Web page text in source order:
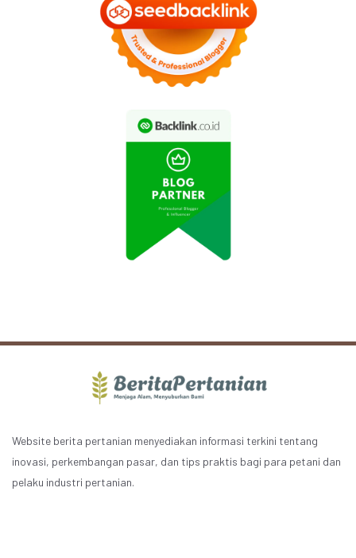
Website berita pertanian menyediakan informasi terkini tentang
inovasi, perkembangan pasar, dan tips praktis bagi para petani dan
pelaku industri pertanian.